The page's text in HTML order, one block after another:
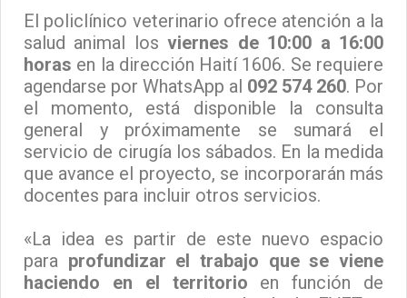
El policlínico veterinario ofrece atención a la
salud animal los viernes de 10:00 a 16:00
horas en la dirección Haití 1606. Se requiere
agendarse por WhatsApp al 092 574 260. Por
el momento, está disponible la consulta
general y próximamente se sumará el
servicio de cirugía los sábados. En la medida
que avance el proyecto, se incorporarán más
docentes para incluir otros servicios.
«La idea es partir de este nuevo espacio
para profundizar el trabajo que se viene
haciendo en el territorio en función de